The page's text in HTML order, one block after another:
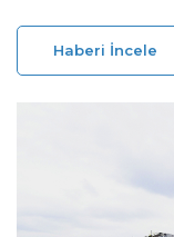
yeni tesis
üretimine geçerek
Haberi İncele